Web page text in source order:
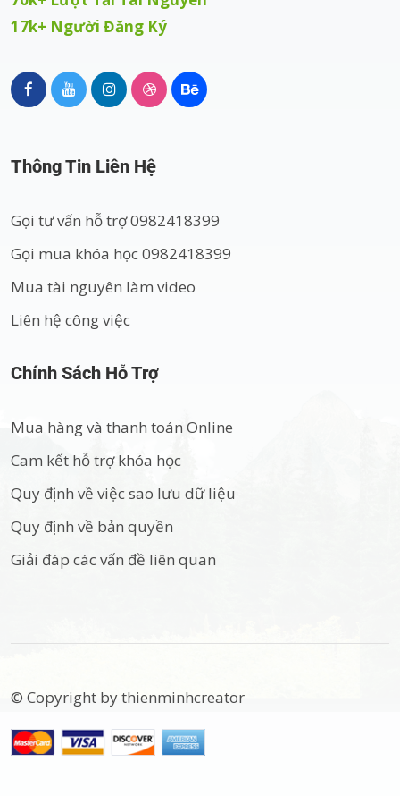
17k+ Người Đăng Ký
Thông Tin Liên Hệ
Gọi tư vấn hỗ trợ 0982418399
Gọi mua khóa học 0982418399
Mua tài nguyên làm video
Liên hệ công việc
Chính Sách Hỗ Trợ
Mua hàng và thanh toán Online
Cam kết hỗ trợ khóa học
Quy định về việc sao lưu dữ liệu
Quy định về bản quyền
Giải đáp các vấn đề liên quan
© Copyright by thienminhcreator